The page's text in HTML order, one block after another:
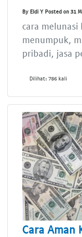
By Eldi Y Posted on 31
cara
menumpuk,
pribadi, jasa
Dilihat: 786 kali
Cara Aman